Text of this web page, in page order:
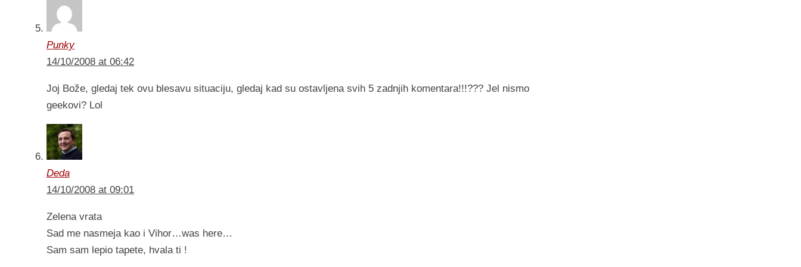
Punky
14/10/2008 at 06:42
Joj Bože, gledaj tek ovu blesavu situaciju, gledaj kad su ostavljena svih 5 zadnjih komentara!!!??? Jel nismo
geekovi? Lol
Deda
14/10/2008 at 09:01
Zelena vrata
Sad me nasmeja kao i Vihor…was here…
Sam sam lepio tapete, hvala ti !